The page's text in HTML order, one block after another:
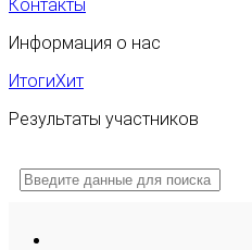
Контакты
Информация о нас
ИтогиХит
Результаты участников